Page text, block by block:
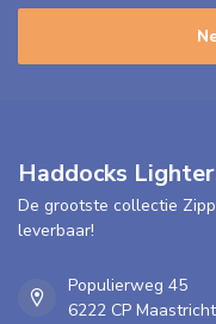
Haddocks
De grootste collectie
leverbaar!
Populierweg 45
6222 CP Maastricht